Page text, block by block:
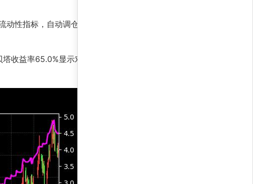
性指标，自动调仓以优化风险收益比。策略优势在于
收益率65.0%显示对市场波动的适度暴露，而夏普收